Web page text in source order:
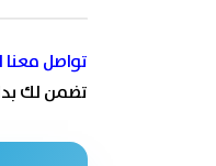
تواصل معنا
تضمن لك